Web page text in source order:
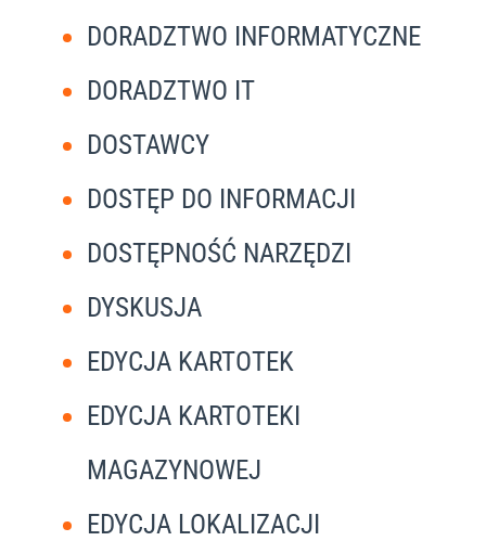
DORADZTWO INFORMATYCZNE
DORADZTWO IT
DOSTAWCY
DOSTĘP DO INFORMACJI
DOSTĘPNOŚĆ NARZĘDZI
DYSKUSJA
EDYCJA KARTOTEK
EDYCJA KARTOTEKI
MAGAZYNOWEJ
EDYCJA LOKALIZACJI